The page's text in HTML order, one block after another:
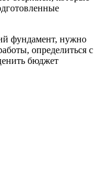
фундамент, нужно
определиться с
бюджет